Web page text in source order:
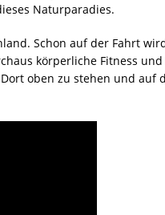
Naturparadies.
Schon auf der Fahrt
körperliche Fitness
oben zu stehen und auf